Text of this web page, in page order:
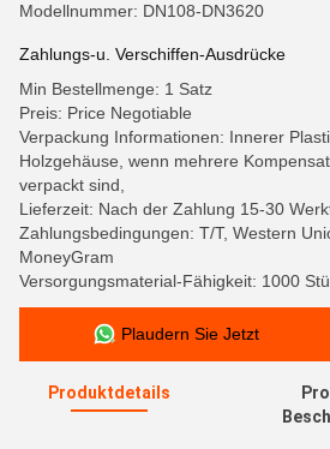
Modellnummer: DN108-DN3620
Zahlungs-u. Verschiffen-Ausdrücke
Min Bestellmenge: 1 Satz
Preis: Price Negotiable
Verpackung Informationen: Innerer
Holzgehäuse, wenn mehrere
verpackt sind,
Lieferzeit: Nach der Zahlung 15-30
Zahlungsbedingungen: T/T, Western
MoneyGram
Versorgungsmaterial-Fähigkeit: 1000
Plaudern Sie Jetzt
Produktdetails